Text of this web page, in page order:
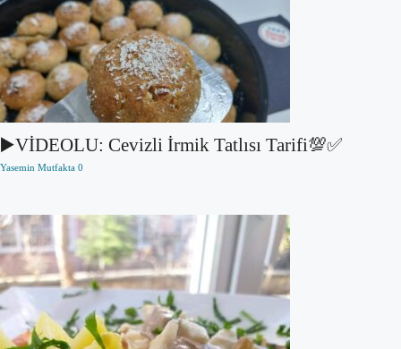
▶️VİDEOLU: Cevizli İrmik Tatlısı Tarifi💯✅
Yasemin Mutfakta 0